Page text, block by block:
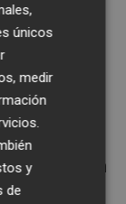
vehículos
Oferta
en
y solo en
dígito
únicos
medir
y
de